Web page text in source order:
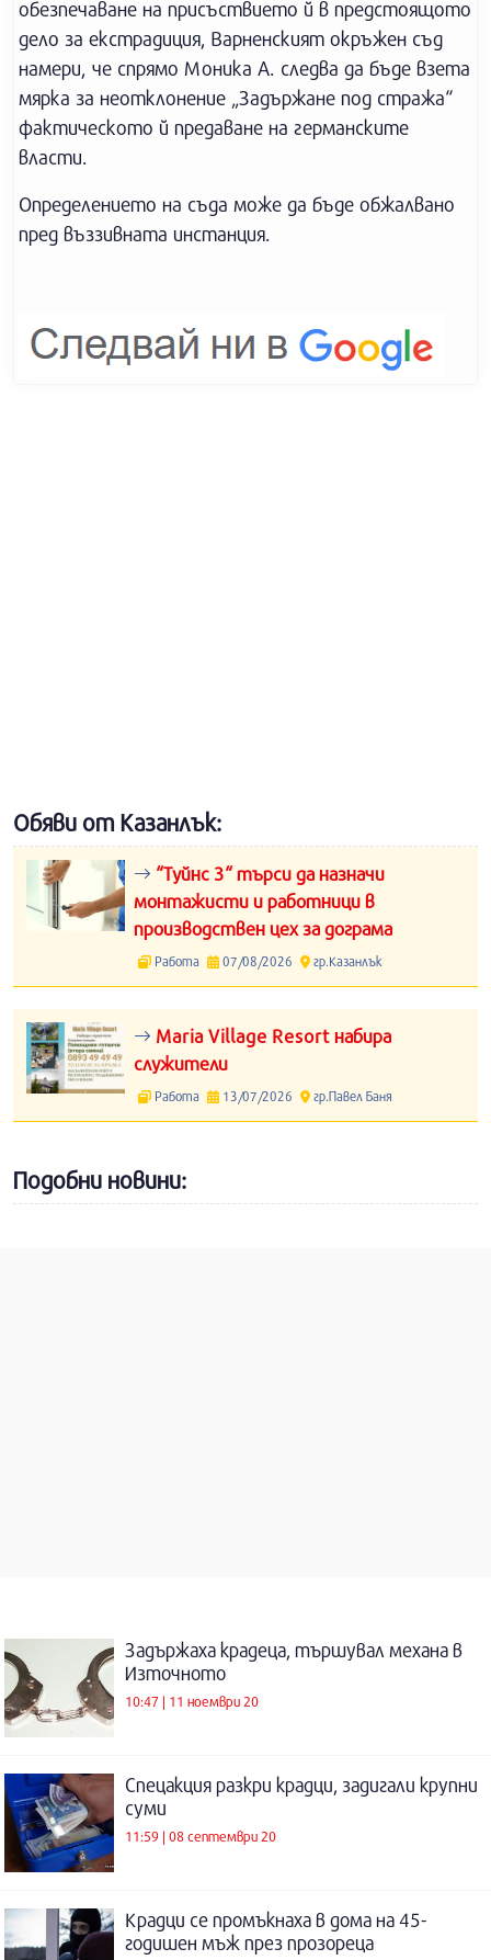
обезпечаване на присъствието й в предстоящото
дело за екстрадиция, Варненският окръжен съд
намери, че спрямо Моника А. следва да бъде взета
мярка за неотклонение „Задържане под стража“
фактическото й предаване на германските
власти.
Определението на съда може да бъде обжалвано
пред въззивната инстанция.
Обяви от Казанлък:
“Туйнс 3“ търси да назначи
монтажисти и работници в
производствен цех за дограма
Работа 07/08/2026 гр.Казанлък
Maria Village Resort набира
служители
Работа 13/07/2026 гр.Павел Баня
Подобни новини:
Задържаха крадеца, тършувал механа в
Източното
10:47 | 11 ноември 20
Спецакция разкри крадци, задигали крупни
суми
11:59 | 08 септември 20
Крадци се промъкнаха в дома на 45-
годишен мъж през прозореца